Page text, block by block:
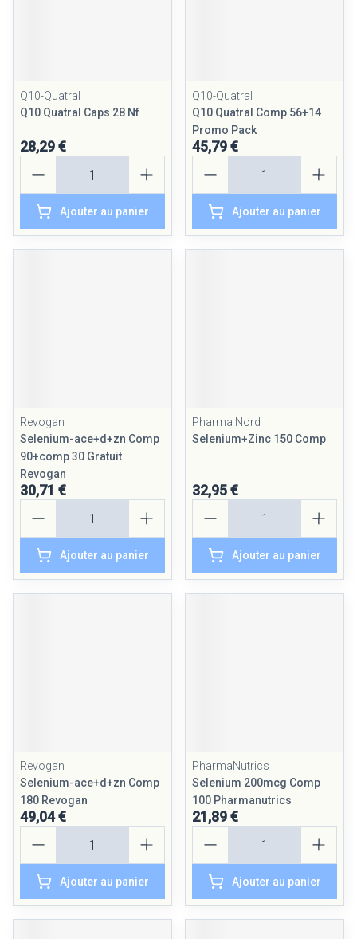
Q10-Quatral
Q10 Quatral Caps 28 Nf
28,29 €
Ajouter au panier
Q10-Quatral
Q10 Quatral Comp 56+14
Promo Pack
45,79 €
Ajouter au panier
Revogan
Selenium-ace+d+zn Comp
90+comp 30 Gratuit
Revogan
30,71 €
Ajouter au panier
Pharma Nord
Selenium+Zinc 150 Comp
32,95 €
Ajouter au panier
Revogan
Selenium-ace+d+zn Comp
180 Revogan
49,04 €
Ajouter au panier
PharmaNutrics
Selenium 200mcg Comp
100 Pharmanutrics
21,89 €
Ajouter au panier